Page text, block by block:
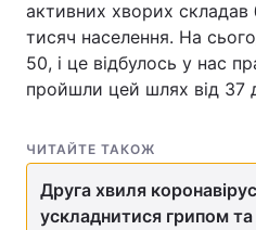
активних хворих складав
тисяч населення. На
50, і це відбулось у нас
пройшли цей шлях від 37
ЧИТАЙТЕ ТАКОЖ
Друга хвиля
ускладнитися грипом та